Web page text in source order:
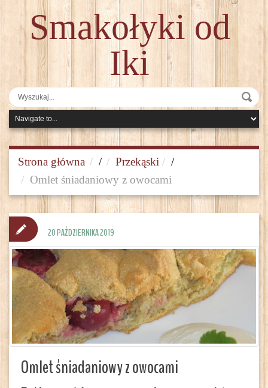
Smakołyki od
Iki
Strona główna / Przekąski
/
Omlet śniadaniowy z owocami
Omlet śniadaniowy z owocami
20 PAŹDZIERNIKA 2019